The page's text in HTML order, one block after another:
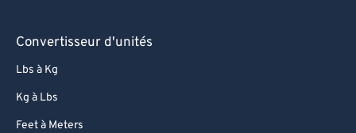
Convertisseur d'unités
Lbs à Kg
Kg à Lbs
Feet à Meters